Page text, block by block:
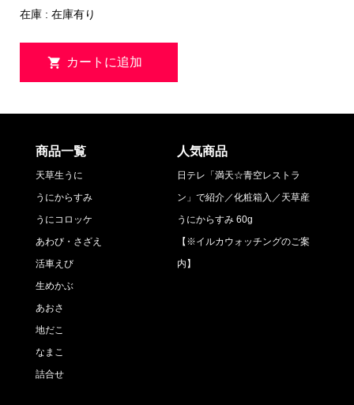
在庫 : 在庫有り
商品一覧
天草生うに
うにからすみ
うにコロッケ
あわび・さざえ
活車えび
生めかぶ
あおさ
地だこ
なまこ
詰合せ
人気商品
日テレ「満天☆青空レストラ
ン」で紹介／化粧箱入／天草産
うにからすみ 60g
【※イルカウォッチングのご案
内】